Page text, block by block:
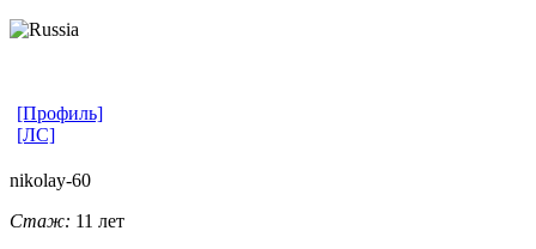
[Профиль]
[ЛС]
nikolay-60
Стаж: 11 лет